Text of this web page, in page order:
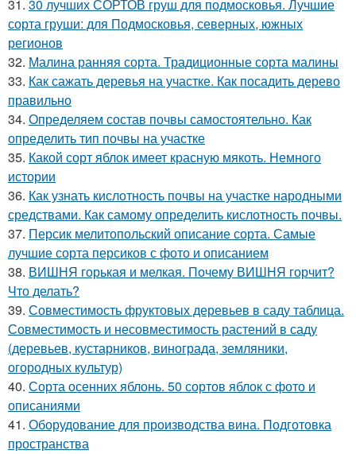
31. 30 лучших СОРТОВ груш для подмосковья. Лучшие
сорта груши: для Подмосковья, северных, южных
регионов
32. Малина ранняя сорта. Традиционные сорта малины
33. Как сажать деревья на участке. Как посадить дерево
правильно
34. Определяем состав почвы самостоятельно. Как
определить тип почвы на участке
35. Какой сорт яблок имеет красную мякоть. Немного
истории
36. Как узнать кислотность почвы на участке народными
средствами. Как самому определить кислотность почвы.
37. Персик мелитопольский описание сорта. Самые
лучшие сорта персиков с фото и описанием
38. ВИШНЯ горькая и мелкая. Почему ВИШНЯ горчит?
Что делать?
39. Совместимость фруктовых деревьев в саду таблица.
Совместимость и несовместимость растений в саду
(деревьев, кустарников, винограда, земляники,
огородных культур)
40. Сорта осенних яблонь. 50 сортов яблок с фото и
описаниями
41. Оборудование для производства вина. Подготовка
пространства